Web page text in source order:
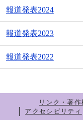
報道発表2024
報道発表2023
報道発表2022
リンク・著
アクセシビリティ